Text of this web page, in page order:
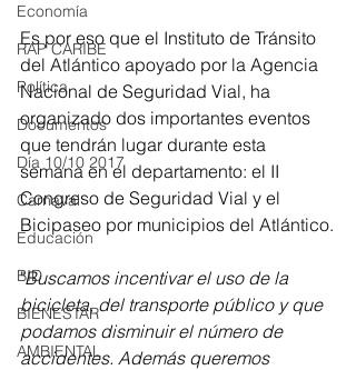
Economía
RAP CARIBE
Política
Documentos
Día 10/10 2017
Carnaval
Educación
BID
BIENESTAR
AMBIENTAL
Es por eso que el Instituto de Tránsito
del Atlántico apoyado por la Agencia
Nacional de Seguridad Vial, ha
organizado dos importantes eventos
que tendrán lugar durante esta
semana en el departamento: el II
Congreso de Seguridad Vial y el
Bicipaseo por municipios del Atlántico.
"Buscamos incentivar el uso de la
bicicleta, del transporte público y que
podamos disminuir el número de
accidentes. Además queremos